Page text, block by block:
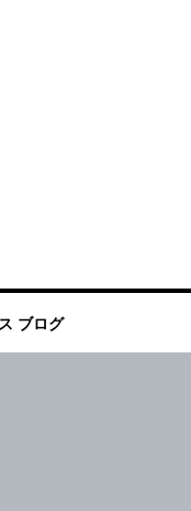
ブログ